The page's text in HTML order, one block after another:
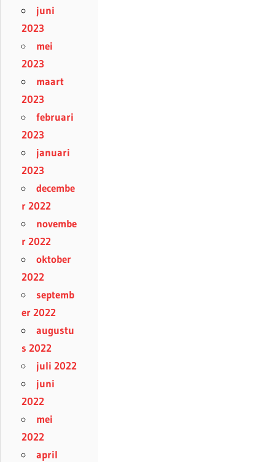
juni
2023
mei
2023
maart
2023
februari
2023
januari
2023
decembe
r 2022
novembe
r 2022
oktober
2022
septemb
er 2022
augustu
s 2022
juli 2022
juni
2022
mei
2022
april